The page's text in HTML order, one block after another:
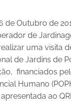
de Outubro de
de
uma visita
de Jardins de
financiados
Humano
ao